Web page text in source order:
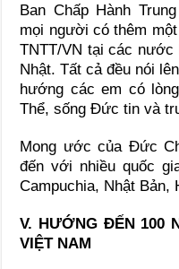
Ban Chấp Hành
mọi người có thêm
TNTT/VN tại các nước
Nhật. Tất cả đều nói
hướng các em có
Thể, sống Đức tin và
Mong ước của Đức
đến với nhiều quốc
Campuchia, Nhật Bản,
V. HƯỚNG ĐẾN 100
VIỆT NAM